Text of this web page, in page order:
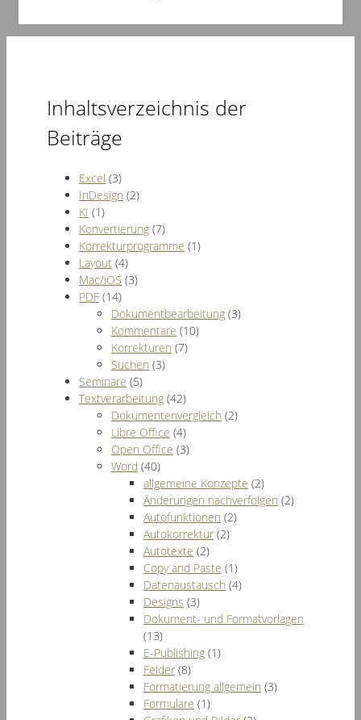
Inhaltsverzeichnis der
Beiträge
Excel (3)
InDesign (2)
KI (1)
Konvertierung (7)
Korrekturprogramme (1)
Layout (4)
Mac/iOS (3)
PDF (14)
Dokumentbearbeitung (3)
Kommentare (10)
Korrekturen (7)
Suchen (3)
Seminare (5)
Textverarbeitung (42)
Dokumentenvergleich (2)
Libre Office (4)
Open Office (3)
Word (40)
allgemeine Konzepte (2)
Änderungen nachverfolgen (2)
Autofunktionen (2)
Autokorrektur (2)
Autotexte (2)
Copy and Paste (1)
Datenaustausch (4)
Designs (3)
Dokument- und Formatvorlagen
(13)
E-Publishing (1)
Felder (8)
Formatierung allgemein (3)
Formulare (1)